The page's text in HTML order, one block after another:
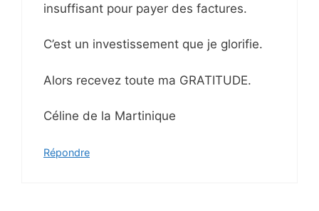
insuffisant pour payer des factures.
C’est un investissement que je glorifie.
Alors recevez toute ma GRATITUDE.
Céline de la Martinique
Répondre